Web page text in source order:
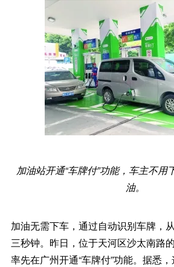
加油站开通“车牌付”功能，车主不用
油。
加油无需下车，通过自动识别车牌，
三秒钟。昨日，位于天河区沙太南路
率先在广州开通“车牌付”功能。据悉